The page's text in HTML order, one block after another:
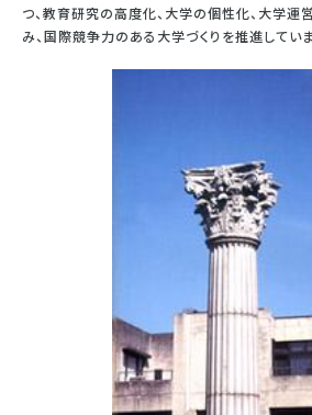
つ、教育研究の高度化、大学の個性化、大学運
み、国際競争力のある大学づくりを推進していま